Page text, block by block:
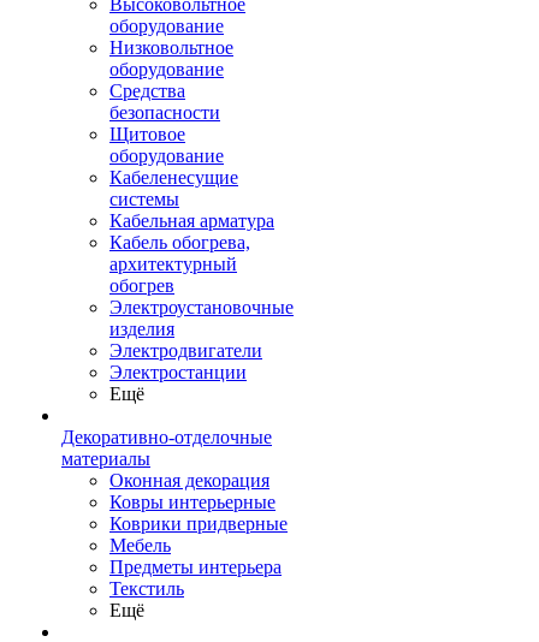
Высоковольтное
оборудование
Низковольтное
оборудование
Средства
безопасности
Щитовое
оборудование
Кабеленесущие
системы
Кабельная арматура
Кабель обогрева,
архитектурный
обогрев
Электроустановочные
изделия
Электродвигатели
Электростанции
Ещё
Декоративно-отделочные
материалы
Оконная декорация
Ковры интерьерные
Коврики придверные
Мебель
Предметы интерьера
Текстиль
Ещё